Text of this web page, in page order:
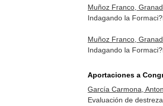
Muñoz Franco,
Indagando la
Muñoz Franco,
Indagando la
Aportaciones a
García Carmona,
Evaluación de